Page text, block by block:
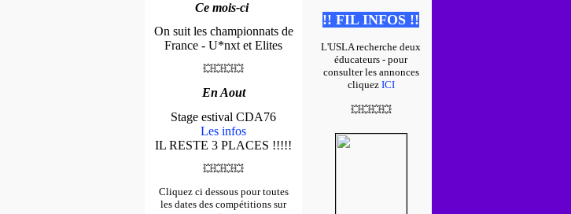
Ce mois-ci
On suit les championnats de
France - U*nxt et Elites
💥💥💥💥
En Aout
Stage estival CDA76
Les infos
IL RESTE 3 PLACES !!!!!
💥💥💥💥
Cliquez ci dessous pour toutes
les dates des compétitions sur
!! FIL INFOS !!
L'USLA recherche deux
éducateurs - pour
consulter les annonces
cliquez ICI
💥💥💥💥